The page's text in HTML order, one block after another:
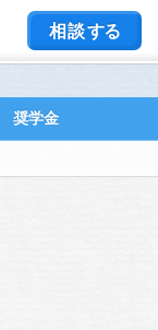
奨学金
相談する